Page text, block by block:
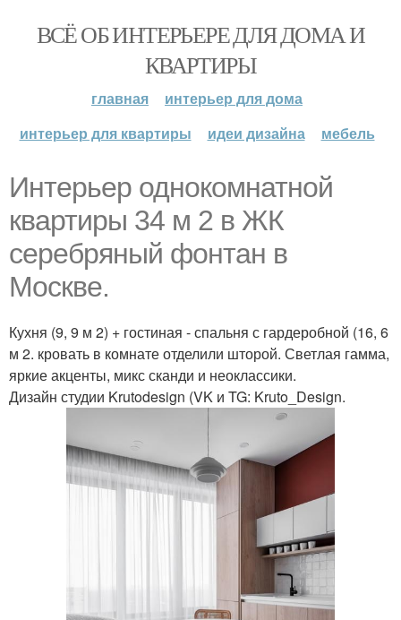
ВСЁ ОБ ИНТЕРЬЕРЕ ДЛЯ ДОМА И
КВАРТИРЫ
главная
интерьер для дома
интерьер для квартиры
идеи дизайна мебель
Интерьер однокомнатной
квартиры 34 м 2 в ЖК
серебряный фонтан в
Москве.
Кухня (9, 9 м 2) + гостиная - спальня с гардеробной (16, 6
м 2. кровать в комнате отделили шторой. Светлая гамма,
яркие акценты, микс сканди и неоклассики.
Дизайн студии Krutodesign (VK и TG: Kruto_Design.